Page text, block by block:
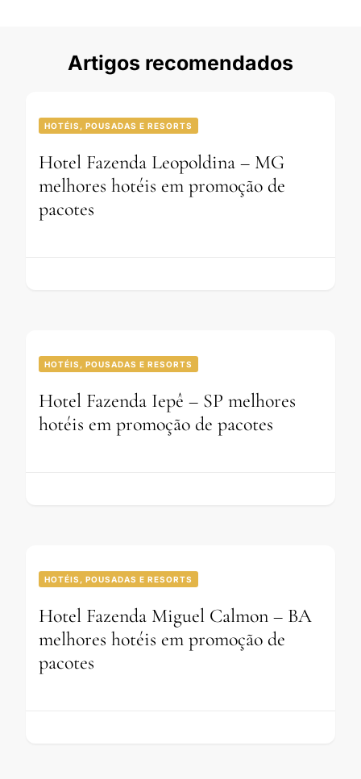
Artigos recomendados
HOTÉIS, POUSADAS E RESORTS
Hotel Fazenda Leopoldina – MG
melhores hotéis em promoção de
pacotes
HOTÉIS, POUSADAS E RESORTS
Hotel Fazenda Iepê – SP melhores
hotéis em promoção de pacotes
HOTÉIS, POUSADAS E RESORTS
Hotel Fazenda Miguel Calmon – BA
melhores hotéis em promoção de
pacotes